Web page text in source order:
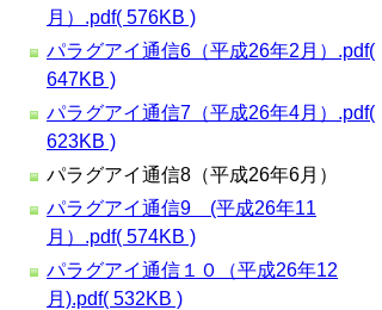
月）.pdf( 576KB )
パラグアイ通信6（平成26年2月）.pdf(
647KB )
パラグアイ通信7（平成26年4月）.pdf(
623KB )
パラグアイ通信8（平成26年6月）
パラグアイ通信9 (平成26年11
月）.pdf( 574KB )
パラグアイ通信１０（平成26年12
月).pdf( 532KB )